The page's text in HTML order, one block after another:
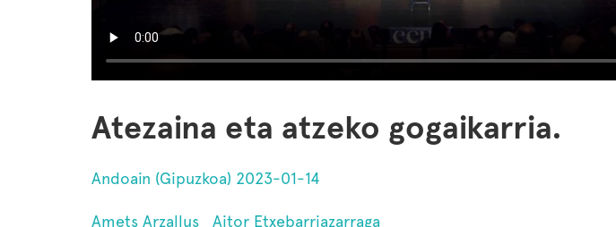
Atezaina eta atzeko gogaikarria.
Andoain (Gipuzkoa) 2023-01-14
Amets Arzallus
Aitor Etxebarriazarraga